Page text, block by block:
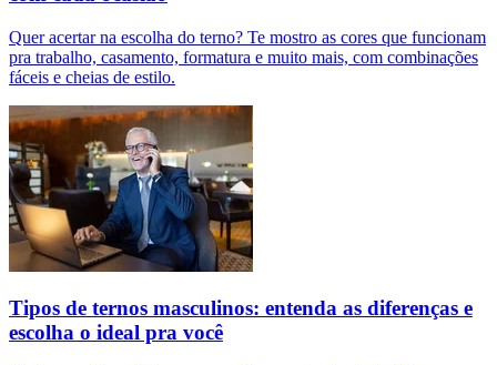
Quer acertar na escolha do terno? Te mostro as cores que funcionam
pra trabalho, casamento, formatura e muito mais, com combinações
fáceis e cheias de estilo.
Tipos de ternos masculinos: entenda as diferenças e
escolha o ideal pra você